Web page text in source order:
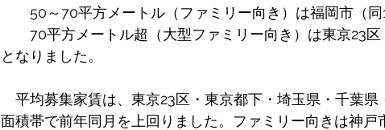
50～70平方メートル（ファミリー向き）は福岡市（同
70平方メートル超（大型ファミリー向き）は東京23区
となりました。
平均募集家賃は、東京23区・東京都下・埼玉県・千葉県
面積帯で前年同月を上回りました。ファミリー向きは神戸